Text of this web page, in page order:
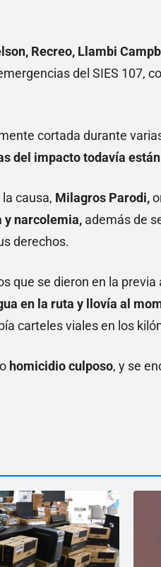
Recreo, Llambi
del SIES 107,
cortada durante
del impacto todavía
causa, Milagros Parodi,
y narcolemia, además de
derechos.
que se dieron en la
en la ruta y llovía al
carteles viales en los
homicidio culposo, y se